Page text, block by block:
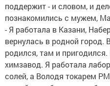
поддержит - и словом, и
познакомились с мужем,
- Я работала в Казани,
вернулась в родной город.
родился, там и
химзавод. Я работала
солей, а Володя токарем